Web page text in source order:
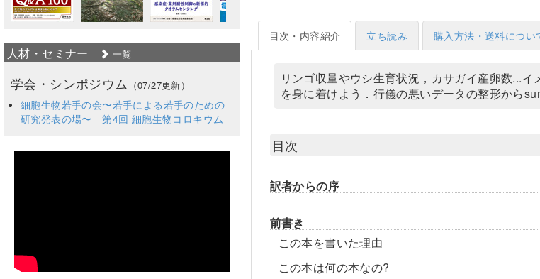
目次・内容紹介 立ち読み 購入方法・送料につい
リンゴ収量やウシ生育状況，カサガイ産卵数...
を身に着けよう．行儀の悪いデータの整形から
目次
訳者からの序
前書き
この本を書いた理由
この本は何の本なの?
人材・セミナー 一覧
学会・シンポジウム （07/27更新）
細胞生物若手の会〜若手による若手のための
研究発表の場〜 第4回 細胞生物コロキウム